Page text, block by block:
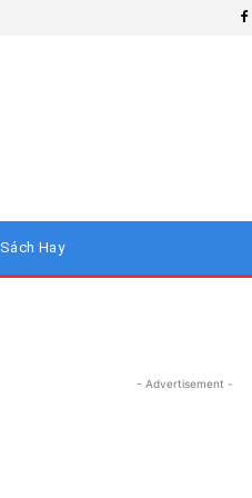
Sách Hay
- Advertisement -